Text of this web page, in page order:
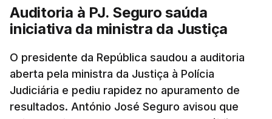
Auditoria à PJ. Seguro saúda
iniciativa da ministra da Justiça
O presidente da República saudou a auditoria
aberta pela ministra da Justiça à Polícia
Judiciária e pediu rapidez no apuramento de
resultados. António José Seguro avisou que